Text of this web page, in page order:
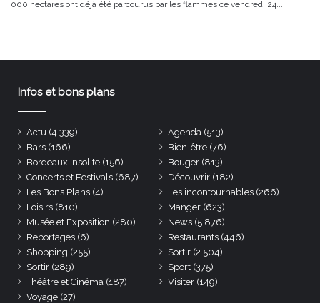
000 hectares ont déjà été parcourus par les flammes ce vendredi 24...
Infos et bons plans
Actu (4 339) Agenda (513)
Bars (166) Bien-être (76)
Bordeaux Insolite (156) Bouger (813)
Concerts et Festivals (687) Découvrir (182)
Les Bons Plans (4) Les incontournables (266)
Loisirs (810) Manger (623)
Musée et Exposition (280) News (5 876)
Reportages (6) Restaurants (446)
Shopping (255) Sortir (2 504)
Sortir (289) Sport (375)
Théâtre et Cinéma (187) Visiter (149)
Voyage (27)